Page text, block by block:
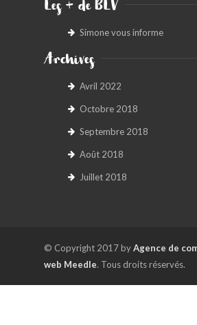
Les + de BLV
Simone vous informe
Archives
Avril 2022
Octobre 2018
Septembre 2018
Août 2018
Juillet 2018
© Copyright 2017 byAgence de
web Meedle. Tous droits réservés.